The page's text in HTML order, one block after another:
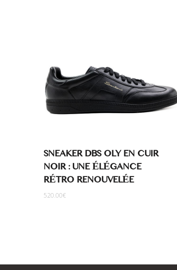
SNEAKER DBS OLY EN CUIR
NOIR : UNE ÉLÉGANCE
RÉTRO RENOUVELÉE
520.00€